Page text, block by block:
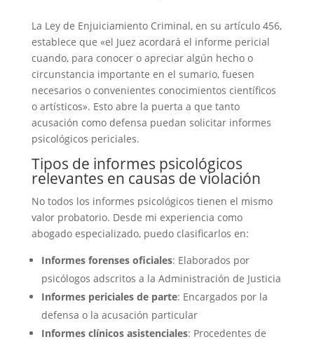
La Ley de Enjuiciamiento Criminal, en su artículo 456,
establece que «el Juez acordará el informe pericial
cuando, para conocer o apreciar algún hecho o
circunstancia importante en el sumario, fuesen
necesarios o convenientes conocimientos científicos
o artísticos». Esto abre la puerta a que tanto
acusación como defensa puedan solicitar informes
psicológicos periciales.
Tipos de informes psicológicos
relevantes en causas de violación
No todos los informes psicológicos tienen el mismo
valor probatorio. Desde mi experiencia como
abogado especializado, puedo clasificarlos en:
Informes forenses oficiales: Elaborados por
psicólogos adscritos a la Administración de Justicia
Informes periciales de parte: Encargados por la
defensa o la acusación particular
Informes clínicos asistenciales: Procedentes de